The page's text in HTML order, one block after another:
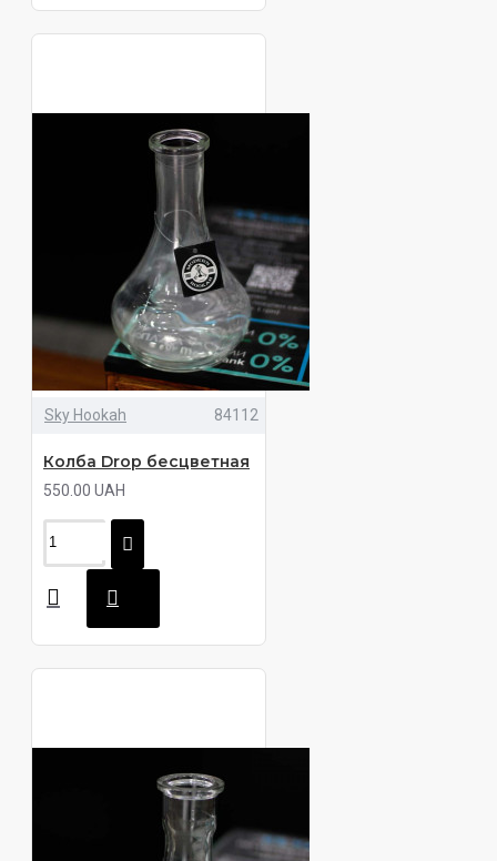
Sky Hookah 84112
Колба Drop бесцветная
550.00 UAH